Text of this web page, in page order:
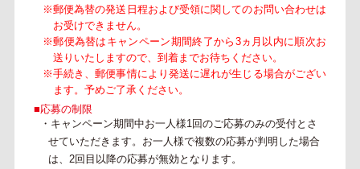
※郵便為替の発送日程および受領に関してのお問い合わせは
お受けできません。
※郵便為替はキャンペーン期間終了から3ヵ月以内に順次お
送りいたしますので、到着までお待ちください。
※手続き、郵便事情により発送に遅れが生じる場合がござい
ます。予めご了承ください。
■応募の制限
・キャンペーン期間中お一人様1回のご応募のみの受付とさ
せていただきます。お一人様で複数の応募が判明した場合
は、2回目以降の応募が無効となります。